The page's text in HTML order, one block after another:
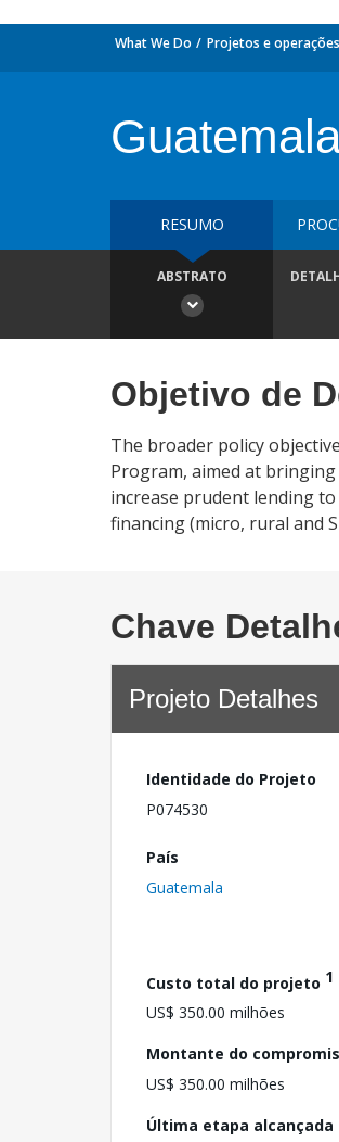
What We Do Projetos e operações
RESUMO
ABSTRATO
Objetivo de
The broader policy
Program, aimed at
increase prudent lending
financing (micro, rural and
Chave
Projeto Detalhes
Identidade do Projeto
P074530
País
Guatemala
Custo total do projeto 1
US$ 350.00 milhões
Montante do
US$ 350.00 milhões
Última etapa alcançada